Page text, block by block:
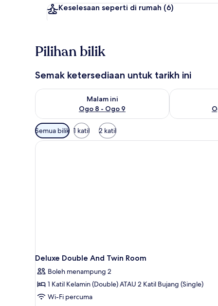
Keselesaan seperti di rumah (6)
Pilihan bilik
Semak ketersediaan untuk tarikh ini
Malam ini
Ogo 8 - Ogo 9
Semak ketersediaan untuk malam ini Ogo 8 - Ogo 9
Semak
Penapis
yang
tersedia
Semua bilik 1 katil 2 katil
Deluxe Double And Twin Room
Boleh menampung 2
1 Katil Kelamin (Double) ATAU 2 Katil Bujang (Single)
Wi-Fi percuma